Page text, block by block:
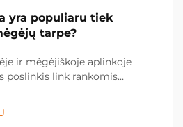
yra populiaru tiek
tarpe?
ir mėgėjiškoje aplinkoje
poslinkis link rankomis
pramonės šakose ir
inovacinis apšvietimas...